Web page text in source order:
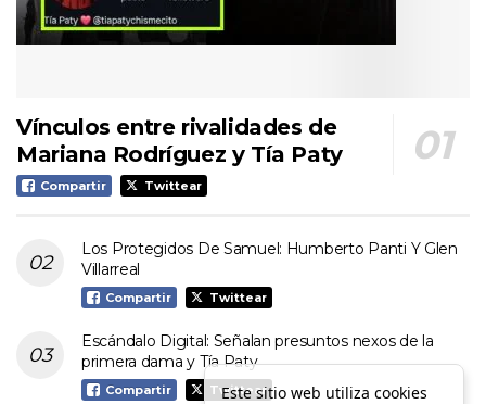
Vínculos entre rivalidades de
Mariana Rodríguez y Tía Paty
Compartir Twittear
Los Protegidos De Samuel: Humberto Panti Y Glen
Villarreal
Compartir Twittear
Escándalo Digital: Señalan presuntos nexos de la
primera dama y Tía Paty
Compartir Twittear
Este sitio web utiliza cookies